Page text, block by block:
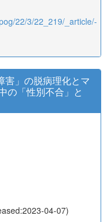
22/3/22_219/_article/-
害」の脱病理化とマ
の「性別不合」と
04-07)